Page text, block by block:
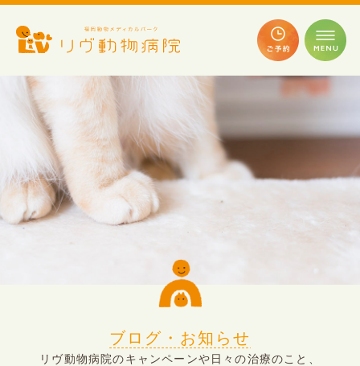
ブログ・お知らせ
リヴ動物病院のキャンペーンや日々の治療のこと、